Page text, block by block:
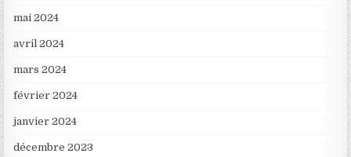
mai 2024
avril 2024
mars 2024
février 2024
janvier 2024
décembre 2023